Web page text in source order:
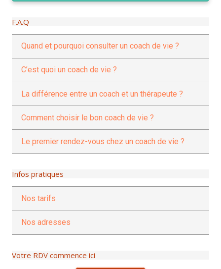
F.A.Q
Quand et pourquoi consulter un coach de vie ?
C’est quoi un coach de vie ?
La différence entre un coach et un thérapeute ?
Comment choisir le bon coach de vie ?
Le premier rendez-vous chez un coach de vie ?
Infos pratiques
Nos tarifs
Nos adresses
Votre RDV commence ici